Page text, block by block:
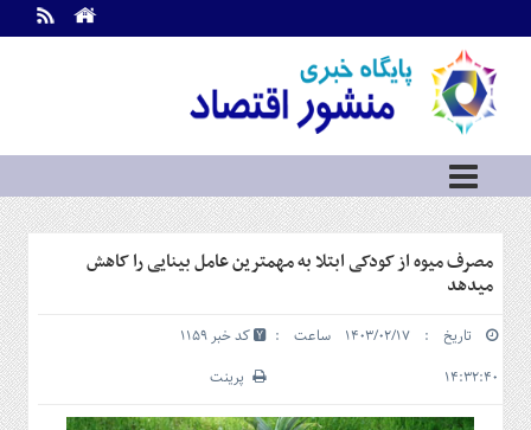
اطلاعات
تماس
ما
درباره
ما
سرویس
ها
خانه
سرمایه
و
بورس
مصرف میوه از کودکی ابتلا به مهمترین عامل بینایی را کاهش
میدهد
تاریخ : ۱۴۰۳/۰۲/۱۷ ساعت :
۱۴:۳۲:۴۰
کد خبر 1159
پرینت